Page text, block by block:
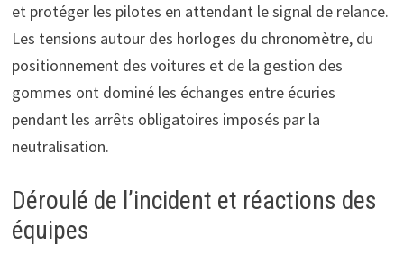
et protéger les pilotes en attendant le signal de relance.
Les tensions autour des horloges du chronomètre, du
positionnement des voitures et de la gestion des
gommes ont dominé les échanges entre écuries
pendant les arrêts obligatoires imposés par la
neutralisation.
Déroulé de l’incident et réactions des
équipes